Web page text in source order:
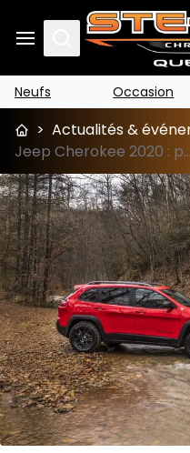
Search
Neufs Occasion
> Actualités &
Jeep Cherokee 2020 : prix et fiche technique